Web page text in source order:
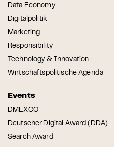
Data Economy
Digitalpolitik
Marketing
Responsibility
Technology & Innovation
Wirtschaftspolitische Agenda
Events
DMEXCO
Deutscher Digital Award (DDA)
Search Award